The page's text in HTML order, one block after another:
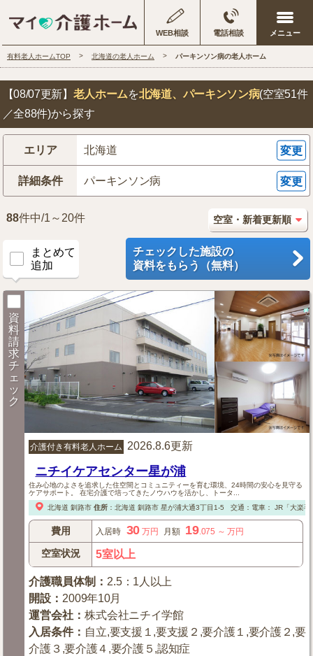
WEB相談 電話相談
有料老人ホームTOP 北海道の老人ホーム パーキンソン病の老人ホーム
【08/07更新】 老人ホームを北海道、パーキンソン病(空室51件
／全88件)から探す
エリア 北海道 変更
詳細条件 パーキンソン病 変更
88件中/1～20件
まとめて
追加
チェックした施設の
資料をもらう（無料）
資
料
請
求
チ
ェ
ッ
ク
介護付き有料老人ホーム 2026.8.6更新
ニチイケアセンター星が浦
住み心地のよさを追求した住空間とコミュニティーを育む環境、24時間の安心を見守る
ケアサポート。 在宅介護で培ってきたノウハウを活かし、トータ...
北海道 釧路市 住所： 北海道 釧路市星が浦大通3丁目1-5 交通：電車： JR「大楽毛
費用 入居時 30 万円 月額 19.075 ～万円
空室状況 5室以上
介護職員体制 ： 2.5：1人以上
開設 ： 2009年10月
運営会社 ：株式会社ニチイ学館
入居条件： 自立,要支援１,要支援２,要介護１,要介護２,要
介護３,要介護４,要介護５,認知症